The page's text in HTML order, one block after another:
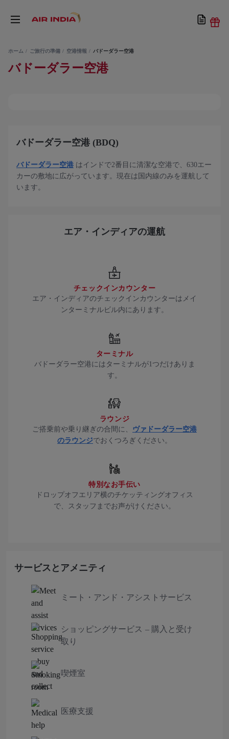
ホーム ご旅行の準備 空港情報 バドーダラー空港
バドーダラー空港
バドーダラー空港 (BDQ)
バドーダラー空港 はインドで2番目に清潔な空港で、630エー
カーの敷地に広がっています。現在は国内線のみを運航して
います。
エア・インディアの運航
チェックインカウンター
エア・インディアのチェックインカウンターはメイ
ンターミナルビル内にあります。
ターミナル
バドーダラー空港にはターミナルが1つだけありま
す。
ラウンジ
ご搭乗前や乗り継ぎの合間に、 ヴァドーダラー空港
のラウンジでおくつろぎください。
特別なお手伝い
ドロップオフエリア横のチケッティングオフィス
で、スタッフまでお声がけください。
サービスとアメニティ
ミート・アンド・アシストサービス
ショッピングサービス – 購入と受け
取り
喫煙室
医療支援